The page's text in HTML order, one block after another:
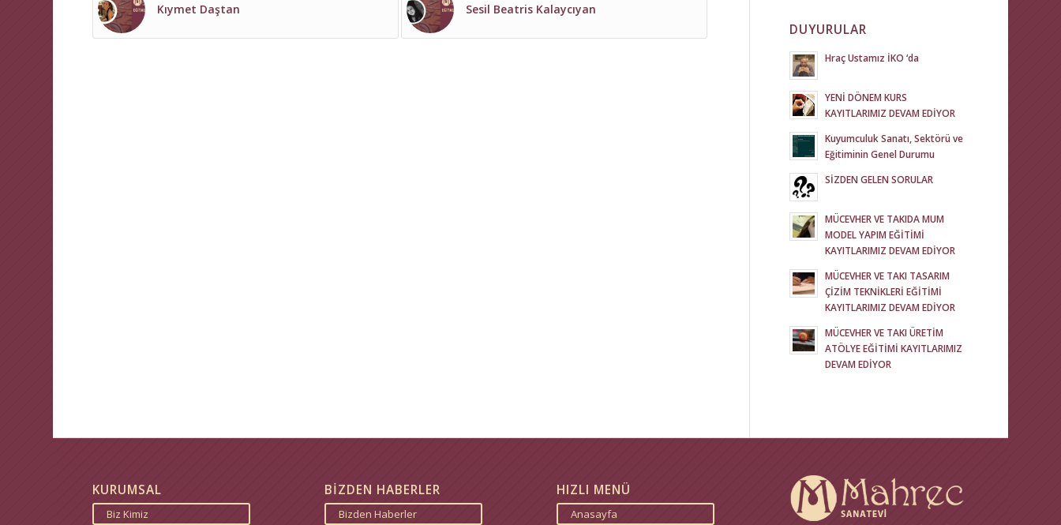
Kıymet Daştan Sesil Beatris Kalaycıyan
DUYURULAR
Hraç Ustamız İKO ‘da
YENİ DÖNEM KURS
KAYITLARIMIZ DEVAM EDİYOR
Kuyumculuk Sanatı, Sektörü ve
Eğitiminin Genel Durumu
SİZDEN GELEN SORULAR
MÜCEVHER VE TAKIDA MUM
MODEL YAPIM EĞİTİMİ
KAYITLARIMIZ DEVAM EDİYOR
MÜCEVHER VE TAKI TASARIM
ÇİZİM TEKNİKLERİ EĞİTİMİ
KAYITLARIMIZ DEVAM EDİYOR
MÜCEVHER VE TAKI ÜRETİM
ATÖLYE EĞİTİMİ KAYITLARIMIZ
DEVAM EDİYOR
KURUMSAL
Biz Kimiz
BİZDEN HABERLER
Bizden Haberler
HIZLI MENÜ
Anasayfa